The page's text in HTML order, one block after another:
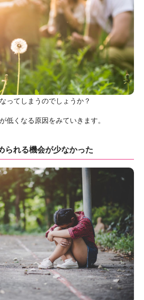
ってしまうのでしょうか？
低くなる原因をみていきます。
られる機会が少なかった